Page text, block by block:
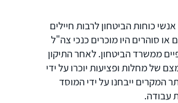
כוחות הביטחון לרבות חיילים
או סוהרים היו מוכרים כנכי צה"ל
ממשרד הביטחון. לאחר התיקון
של מחלות ופציעות יוכרו על ידי
המקרים ייבחנו על ידי המוסד
עבודה.